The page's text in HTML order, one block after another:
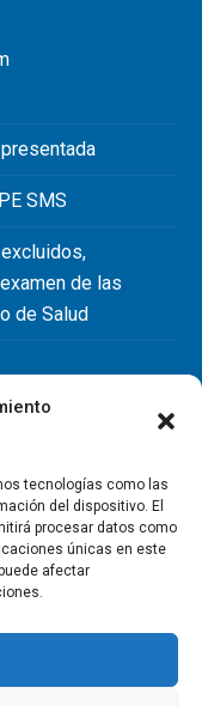
tecnologías como las
del dispositivo. El
procesar datos como
únicas en este
afectar
SMS
de las
de Salud